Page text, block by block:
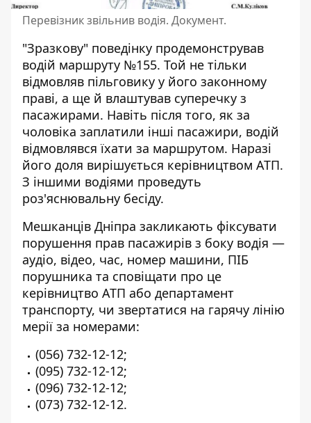
Перевізник звільнив водія. Документ.
"Зразкову" поведінку продемонстрував
водій маршруту №155. Той не тільки
відмовляв пільговику у його законному
праві, а ще й влаштував суперечку з
пасажирами. Навіть після того, як за
чоловіка заплатили інші пасажири, водій
відмовлявся їхати за маршрутом. Наразі
його доля вирішується керівництвом АТП.
З іншими водіями проведуть
роз'яснювальну бесіду.
Мешканців Дніпра закликають фіксувати
порушення прав пасажирів з боку водія —
аудіо, відео, час, номер машини, ПІБ
порушника та сповіщати про це
керівництво АТП або департамент
транспорту, чи звертатися на гарячу лінію
мерії за номерами:
(056) 732-12-12;
(095) 732-12-12;
(096) 732-12-12;
(073) 732-12-12.